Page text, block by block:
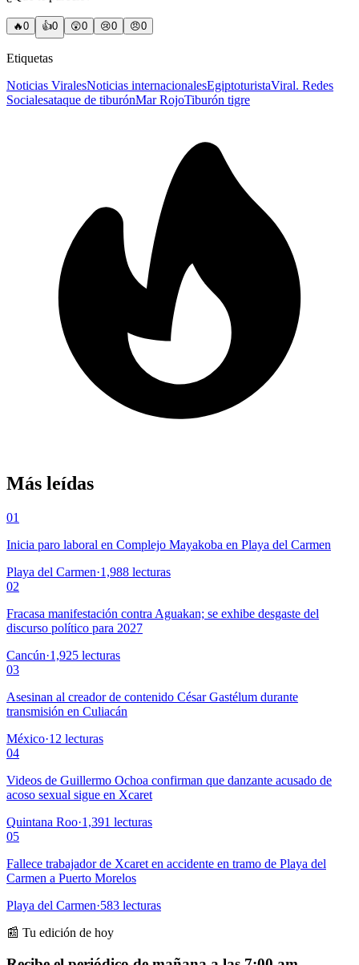
🔥0 👍0 😲0 😢0 😠0
Etiquetas
Noticias ViralesNoticias internacionalesEgiptoturistaViral. Redes
Socialesataque de tiburónMar RojoTiburón tigre
Más leídas
01
Inicia paro laboral en Complejo Mayakoba en Playa del Carmen
Playa del Carmen·1,988 lecturas
02
Fracasa manifestación contra Aguakan; se exhibe desgaste del
discurso político para 2027
Cancún·1,925 lecturas
03
Asesinan al creador de contenido César Gastélum durante
transmisión en Culiacán
México·12 lecturas
04
Videos de Guillermo Ochoa confirman que danzante acusado de
acoso sexual sigue en Xcaret
Quintana Roo·1,391 lecturas
05
Fallece trabajador de Xcaret en accidente en tramo de Playa del
Carmen a Puerto Morelos
Playa del Carmen·583 lecturas
📰 Tu edición de hoy